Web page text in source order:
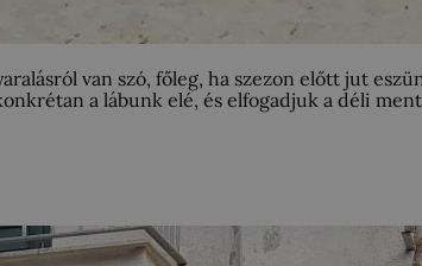
van szó, főleg, ha szezon előtt jut
a lábunk elé, és elfogadjuk a déli